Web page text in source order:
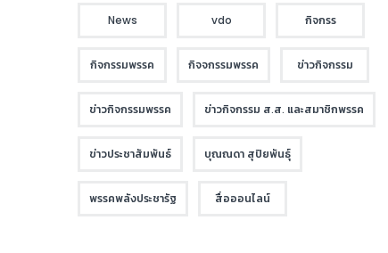
News vdo กิจกรร
กิจกรรมพรรค กิจจกรรมพรรค ข่าวกิจกรรม
ข่าวกิจกรรมพรรค ข่าวกิจกรรม ส.ส. และสมาชิกพรรค
ข่าวประชาสัมพันธ์ บุณณดา สุปิยพันธุ์
พรรคพลังประชารัฐ สื่อออนไลน์